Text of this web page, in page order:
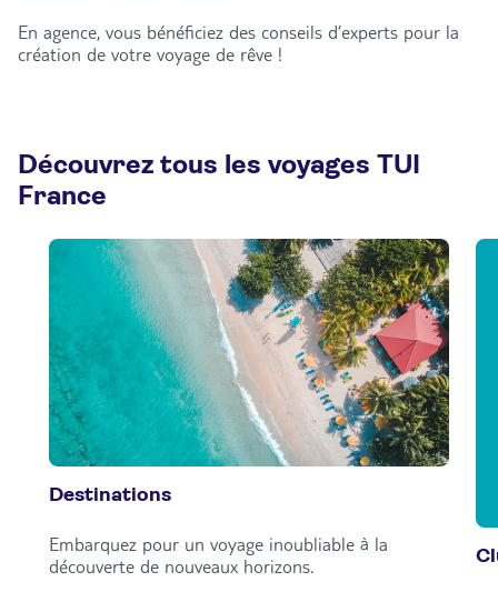
En agence, vous bénéficiez des conseils d’experts pour la
création de votre voyage de rêve !
Découvrez tous les voyages TUI
France
Destinations
Embarquez pour un voyage inoubliable à la
découverte de nouveaux horizons.